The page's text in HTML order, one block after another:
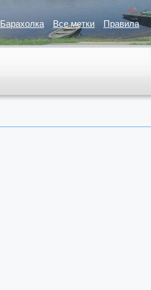
Барахолка Все метки Правила